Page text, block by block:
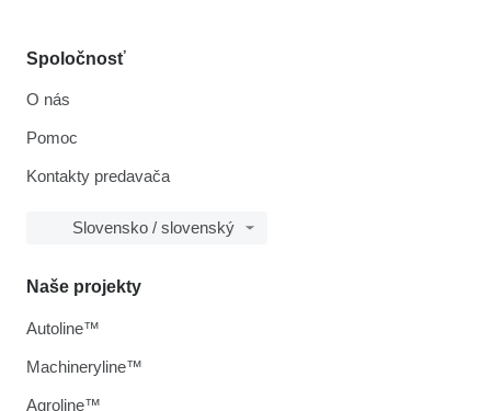
Spoločnosť
O nás
Pomoc
Kontakty predavača
Slovensko / slovenský
Naše projekty
Autoline™
Machineryline™
Agroline™